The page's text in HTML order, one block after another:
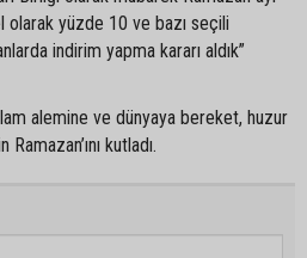
yüzde 10 ve bazı seçili
indirim yapma kararı aldık”
alemine ve dünyaya bereket, huzur
kutladı.